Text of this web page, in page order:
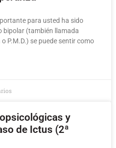
para usted ha sido
bipolar (también llamada
P.M.D.) se puede sentir como
y
de Ictus (2ª